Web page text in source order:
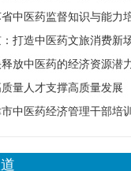
中医药监督知识与能力
打造中医药文旅消费新
放中医药的经济资源潜
质量人才支撑高质量发展
市中医药经济管理干部培